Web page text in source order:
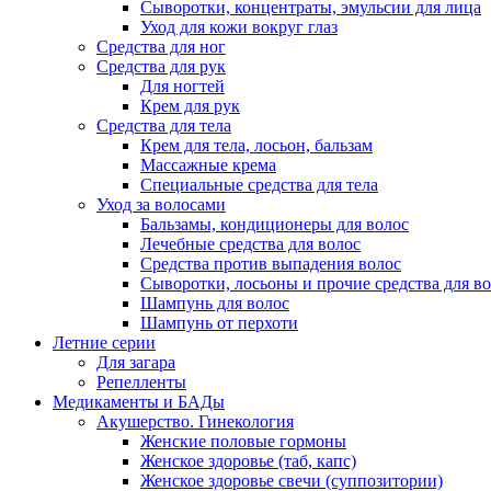
Сыворотки, концентраты, эмульсии для лица
Уход для кожи вокруг глаз
Средства для ног
Средства для рук
Для ногтей
Крем для рук
Средства для тела
Крем для тела, лосьон, бальзам
Массажные крема
Специальные средства для тела
Уход за волосами
Бальзамы, кондиционеры для волос
Лечебные средства для волос
Средства против выпадения волос
Сыворотки, лосьоны и прочие средства для
Шампунь для волос
Шампунь от перхоти
Летние серии
Для загара
Репелленты
Медикаменты и БАДы
Акушерство. Гинекология
Женские половые гормоны
Женское здоровье (таб, капс)
Женское здоровье свечи (суппозитории)